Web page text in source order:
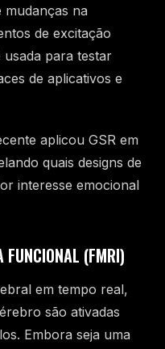
mudanças na
de excitação
para testar
de aplicativos e
aplicou GSR em
quais designs de
interesse emocional
FUNCIONAL (FMRI)
em tempo real,
são ativadas
Embora seja uma